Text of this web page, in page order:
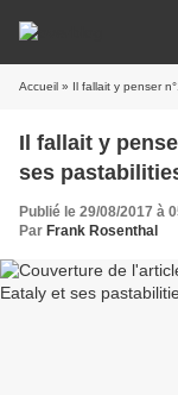
Accueil » Il fallait y penser
Il fallait y
ses
Publié le 29/08/2017 à
Par Frank Rosenthal